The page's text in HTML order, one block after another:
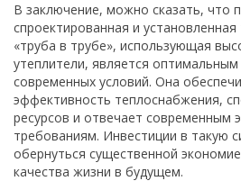
В заключение, можно сказать, что
спроектированная и
«труба в трубе», использующая
утеплители, является
современных условий. Она
эффективность теплоснабжения,
ресурсов и отвечает современным
требованиям. Инвестиции в такую
обернуться существенной
качества жизни в будущем.